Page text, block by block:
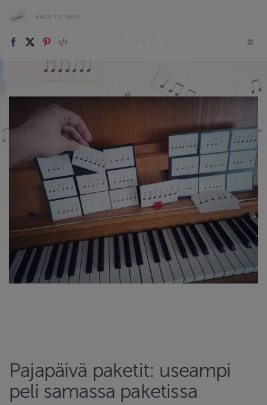
BACK TO SHOP
Pajapäivä paketit: useampi
peli samassa paketissa